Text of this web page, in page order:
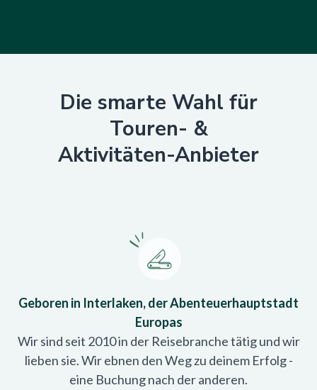
Die smarte Wahl für
Touren- &
Aktivitäten-Anbieter
Geboren in Interlaken, der Abenteuerhauptstadt
Europas
Wir sind seit 2010 in der Reisebranche tätig und wir
lieben sie. Wir ebnen den Weg zu deinem Erfolg -
eine Buchung nach der anderen.